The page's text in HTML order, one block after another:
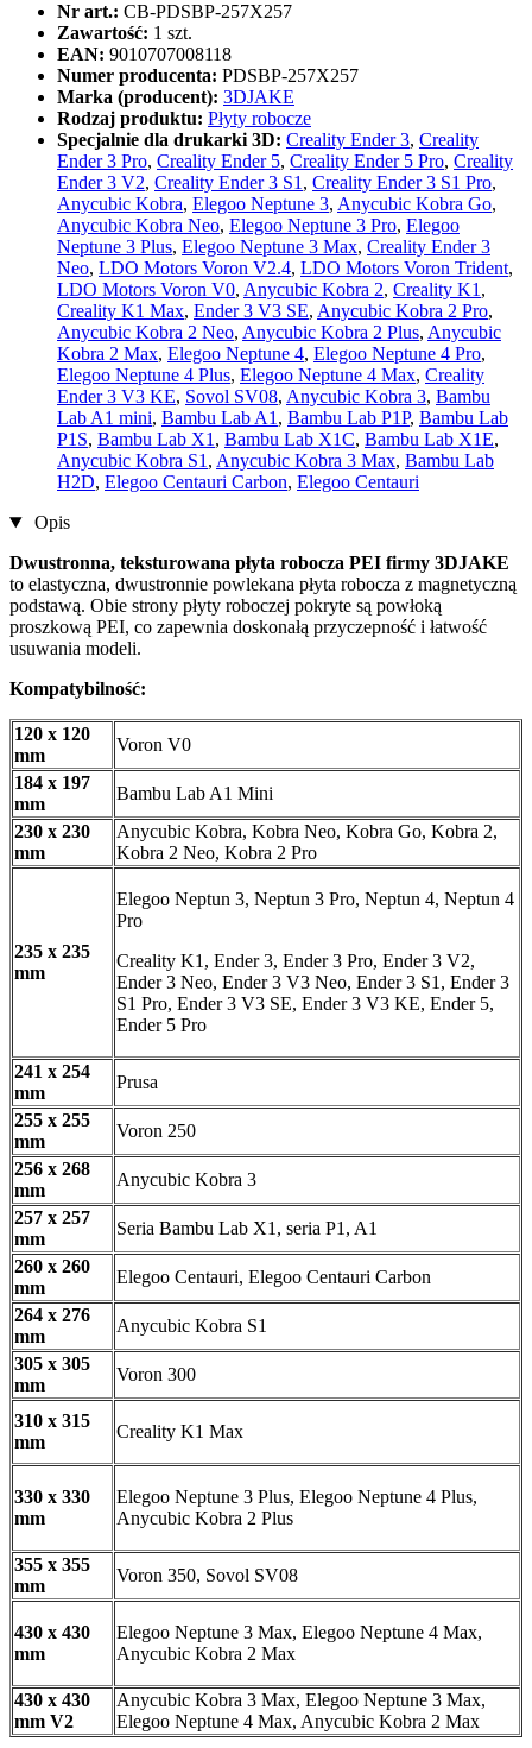
Nr art.: CB-PDSBP-257X257
Zawartość: 1 szt.
EAN: 9010707008118
Numer producenta: PDSBP-257X257
Marka (producent): 3DJAKE
Rodzaj produktu: Płyty robocze
Specjalnie dla drukarki 3D: Creality Ender 3, Creality
Ender 3 Pro, Creality Ender 5, Creality Ender 5 Pro, Creality
Ender 3 V2, Creality Ender 3 S1 , Creality Ender 3 S1 Pro,
Anycubic Kobra, Elegoo Neptune 3, Anycubic Kobra Go,
Anycubic Kobra Neo, Elegoo Neptune 3 Pro, Elegoo
Neptune 3 Plus, Elegoo Neptune 3 Max, Creality Ender 3
Neo, LDO Motors Voron V2.4, LDO Motors Voron Trident,
LDO Motors Voron V0, Anycubic Kobra 2, Creality K1 ,
Creality K1 Max, Ender 3 V3 SE, Anycubic Kobra 2 Pro,
Anycubic Kobra 2 Neo, Anycubic Kobra 2 Plus, Anycubic
Kobra 2 Max, Elegoo Neptune 4, Elegoo Neptune 4 Pro,
Elegoo Neptune 4 Plus, Elegoo Neptune 4 Max, Creality
Ender 3 V3 KE, Sovol SV08, Anycubic Kobra 3, Bambu
Lab A1 mini, Bambu Lab A1 , Bambu Lab P1P, Bambu Lab
P1S, Bambu Lab X1 , Bambu Lab X1C, Bambu Lab X1E,
Anycubic Kobra S1 , Anycubic Kobra 3 Max, Bambu Lab
H2D, Elegoo Centauri Carbon, Elegoo Centauri
Opis
Dwustronna, teksturowana płyta robocza PEI firmy 3DJAKE
to elastyczna, dwustronnie powlekana płyta robocza z magnetyczną
podstawą. Obie strony płyty roboczej pokryte są powłoką
proszkową PEI, co zapewnia doskonałą przyczepność i łatwość
usuwania modeli.
Kompatybilność:
120 x 120
mm
Voron V0
184 x 197
mm
Bambu Lab A1 Mini
230 x 230
mm
Anycubic Kobra, Kobra Neo, Kobra Go, Kobra 2,
Kobra 2 Neo, Kobra 2 Pro
235 x 235
mm
Elegoo Neptun 3, Neptun 3 Pro, Neptun 4, Neptun 4
Pro
Creality K1, Ender 3, Ender 3 Pro, Ender 3 V2,
Ender 3 Neo, Ender 3 V3 Neo, Ender 3 S1, Ender 3
S1 Pro, Ender 3 V3 SE, Ender 3 V3 KE, Ender 5,
Ender 5 Pro
241 x 254
mm
Prusa
255 x 255
mm
Voron 250
256 x 268
mm
Anycubic Kobra 3
257 x 257
mm
Seria Bambu Lab X1, seria P1, A1
260 x 260
mm
Elegoo Centauri, Elegoo Centauri Carbon
264 x 276
mm
Anycubic Kobra S1
305 x 305
mm
Voron 300
310 x 315
mm
Creality K1 Max
330 x 330
mm
Elegoo Neptune 3 Plus, Elegoo Neptune 4 Plus,
Anycubic Kobra 2 Plus
355 x 355
mm
Voron 350, Sovol SV08
430 x 430
mm
Elegoo Neptune 3 Max, Elegoo Neptune 4 Max,
Anycubic Kobra 2 Max
430 x 430
mm V2
Anycubic Kobra 3 Max, Elegoo Neptune 3 Max,
Elegoo Neptune 4 Max, Anycubic Kobra 2 Max